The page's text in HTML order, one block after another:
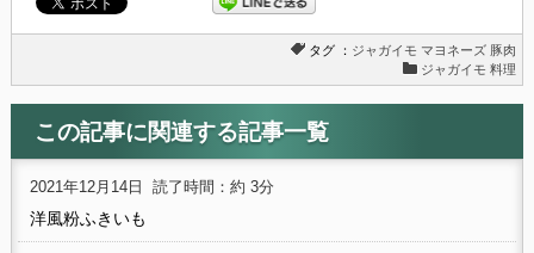
タグ ： ジャガイモ マヨネーズ 豚肉
ジャガイモ 料理
この記事に関連する記事一覧
2021年12月14日 読了時間：約 3分
洋風粉ふきいも